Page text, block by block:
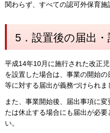
関わらず、すべての認可外保育施
5．設置後の届出
平成14年10月に施行された改正
を設置した場合は、事業の開始
等に対する届出が義務づけられま
また、事業開始後、届出事項に
たは休止する場合にも届出が必
い。